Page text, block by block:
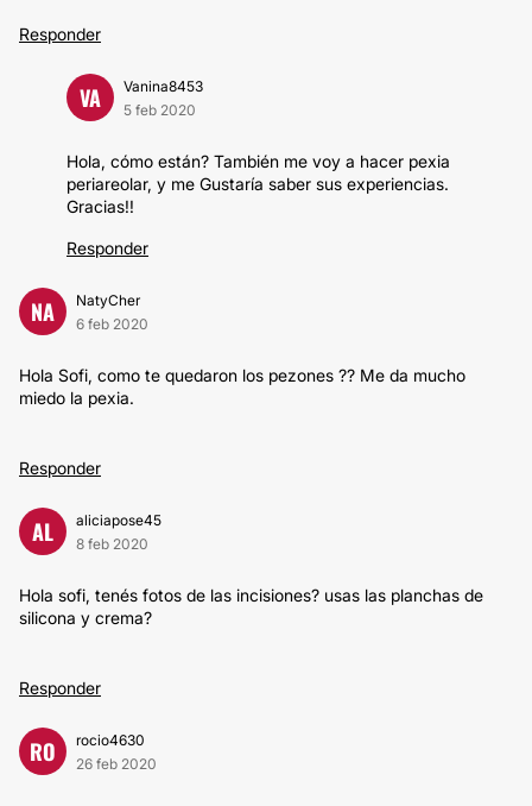
Responder
VA
Vanina8453
5 feb 2020
Hola, cómo están? También me voy a hacer pexia
periareolar, y me Gustaría saber sus experiencias.
Gracias!!
Responder
NA
NatyCher
6 feb 2020
Hola Sofi, como te quedaron los pezones ?? Me da mucho
miedo la pexia.
Responder
AL
aliciapose45
8 feb 2020
Hola sofi, tenés fotos de las incisiones? usas las planchas de
silicona y crema?
Responder
RO
rocio4630
26 feb 2020